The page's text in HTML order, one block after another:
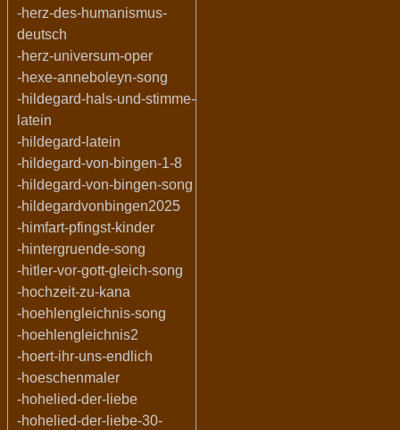
-herz-des-humanismus-
deutsch
-herz-universum-oper
-hexe-anneboleyn-song
-hildegard-hals-und-stimme-
latein
-hildegard-latein
-hildegard-von-bingen-1-8
-hildegard-von-bingen-song
-hildegardvonbingen2025
-himfart-pfingst-kinder
-hintergruende-song
-hitler-vor-gott-gleich-song
-hochzeit-zu-kana
-hoehlengleichnis-song
-hoehlengleichnis2
-hoert-ihr-uns-endlich
-hoeschenmaler
-hohelied-der-liebe
-hohelied-der-liebe-30-